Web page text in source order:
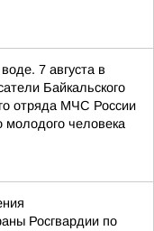
7 августа в
Байкальского
отряда МЧС России
молодого человека
Росгвардии по